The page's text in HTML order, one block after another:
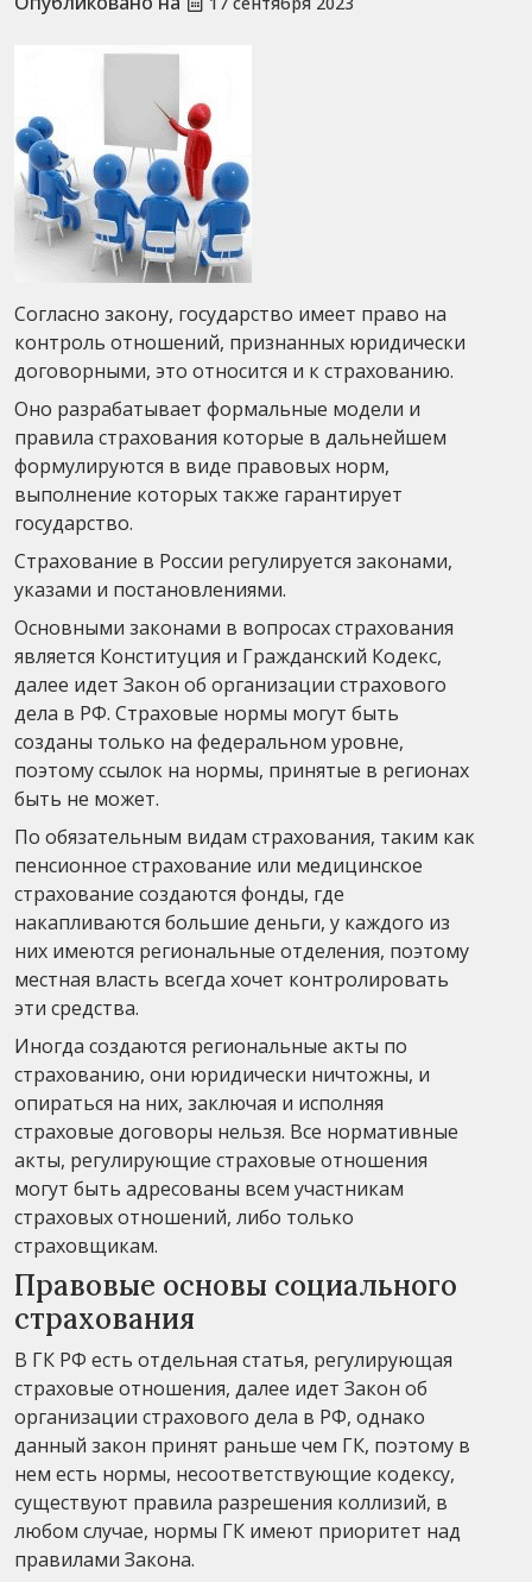
Согласно закону, государство имеет право на
контроль отношений, признанных юридически
договорными, это относится и к страхованию.
Оно разрабатывает формальные модели и
правила страхования которые в дальнейшем
формулируются в виде правовых норм,
выполнение которых также гарантирует
государство.
Страхование в России регулируется законами,
указами и постановлениями.
Основными законами в вопросах страхования
является Конституция и Гражданский Кодекс,
далее идет Закон об организации страхового
дела в РФ. Страховые нормы могут быть
созданы только на федеральном уровне,
поэтому ссылок на нормы, принятые в регионах
быть не может.
По обязательным видам страхования, таким как
пенсионное страхование или медицинское
страхование создаются фонды, где
накапливаются большие деньги, у каждого из
них имеются региональные отделения, поэтому
местная власть всегда хочет контролировать
эти средства.
Иногда создаются региональные акты по
страхованию, они юридически ничтожны, и
опираться на них, заключая и исполняя
страховые договоры нельзя. Все нормативные
акты, регулирующие страховые отношения
могут быть адресованы всем участникам
страховых отношений, либо только
страховщикам.
Правовые основы социального
страхования
В ГК РФ есть отдельная статья, регулирующая
страховые отношения, далее идет Закон об
организации страхового дела в РФ, однако
данный закон принят раньше чем ГК, поэтому в
нем есть нормы, несоответствующие кодексу,
существуют правила разрешения коллизий, в
любом случае, нормы ГК имеют приоритет над
правилами Закона.